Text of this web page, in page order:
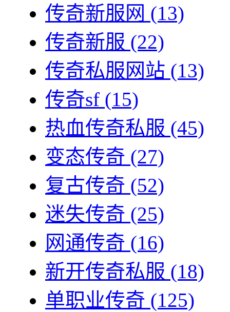
传奇新服网 (13)
传奇新服 (22)
传奇私服网站 (13)
传奇sf (15)
热血传奇私服 (45)
变态传奇 (27)
复古传奇 (52)
迷失传奇 (25)
网通传奇 (16)
新开传奇私服 (18)
单职业传奇 (125)